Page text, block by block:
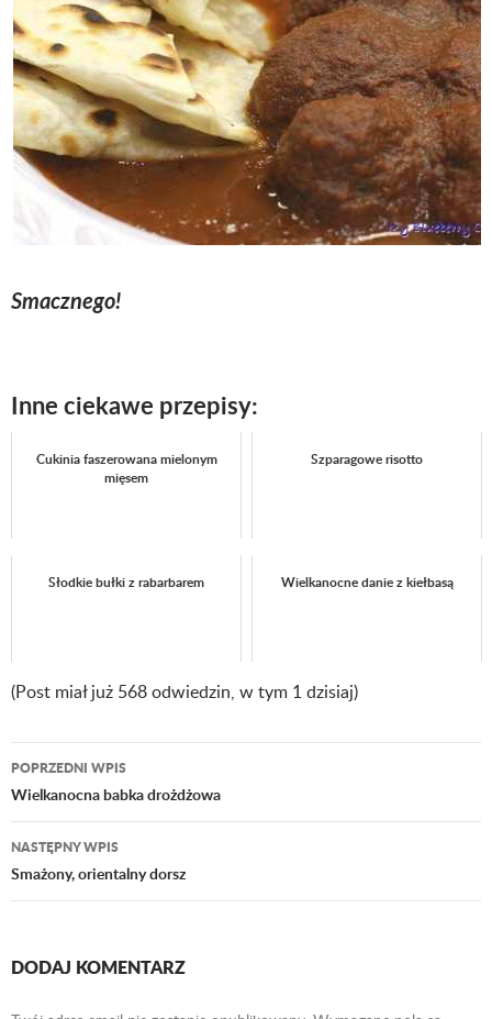
Smacznego!
Inne ciekawe przepisy:
Cukinia faszerowana mielonym
mięsem
Szparagowe risotto
Słodkie bułki z rabarbarem Wielkanocne danie z kiełbasą
(Post miał już 568 odwiedzin, w tym 1 dzisiaj)
Nawigacja
wpisu
POPRZEDNI WPIS
Wielkanocna babka drożdżowa
NASTĘPNY WPIS
Smażony, orientalny dorsz
DODAJ KOMENTARZ